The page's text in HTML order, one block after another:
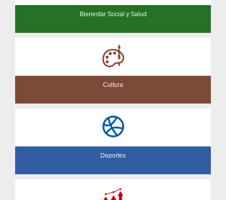
Bienestar Social y Salud
Cultura
Deportes